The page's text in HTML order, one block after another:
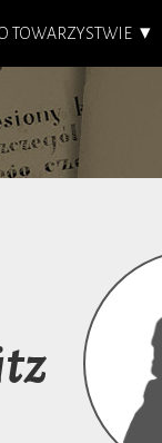
TOWARZYSTWIE